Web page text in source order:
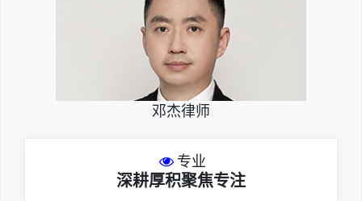
邓杰律师
专业
深耕厚积聚焦专注